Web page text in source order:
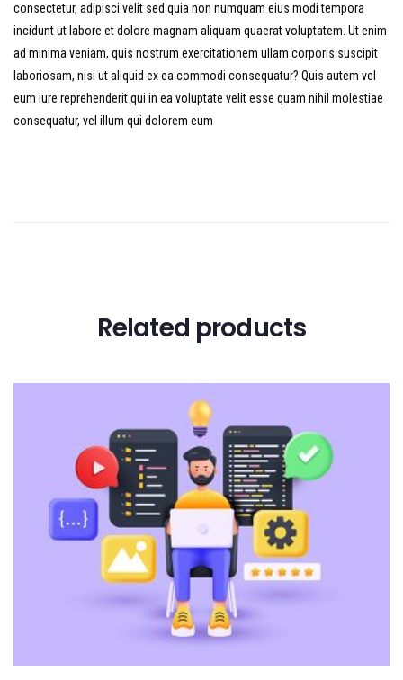
consectetur, adipisci velit sed quia non numquam eius modi tempora
incidunt ut labore et dolore magnam aliquam quaerat voluptatem. Ut enim
ad minima veniam, quis nostrum exercitationem ullam corporis suscipit
laboriosam, nisi ut aliquid ex ea commodi consequatur? Quis autem vel
eum iure reprehenderit qui in ea voluptate velit esse quam nihil molestiae
consequatur, vel illum qui dolorem eum
Related products